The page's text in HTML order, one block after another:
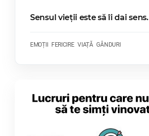
Sensul vieții este să îi dai sens.
EMOȚII FERICIRE VIAȚĂ GÂNDURI